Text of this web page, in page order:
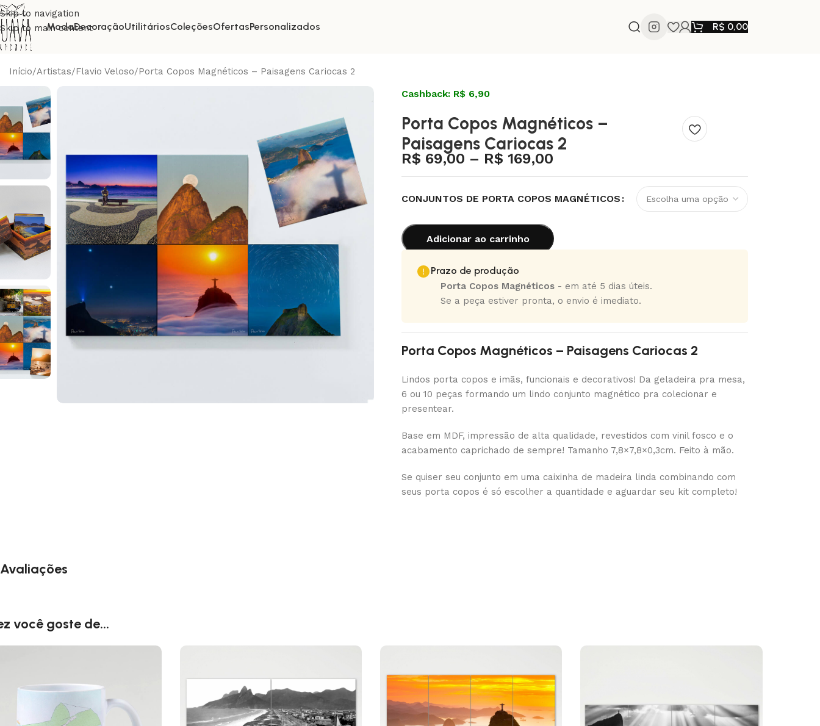
Skip to navigation
Skip to main content
ModaDecoraçãoUtilitáriosColeçõesOfertasPersonalizados R$ 0,00
Início Artistas Flavio Veloso Porta Copos Magnéticos – Paisagens Cariocas 2
Cashback: R$ 6,90
Porta Copos Magnéticos –
Paisagens Cariocas 2
R$ 69,00 – R$ 169,00
CONJUNTOS DE PORTA COPOS MAGNÉTICOS
Adicionar ao carrinho
Prazo de produção
Porta Copos Magnéticos - em até 5 dias úteis.
Se a peça estiver pronta, o envio é imediato.
Porta Copos Magnéticos – Paisagens Cariocas 2
Lindos porta copos e imãs, funcionais e decorativos! Da geladeira pra mesa,
6 ou 10 peças formando um lindo conjunto magnético pra colecionar e
presentear.
Base em MDF, impressão de alta qualidade, revestidos com vinil fosco e o
acabamento caprichado de sempre! Tamanho 7,8×7,8×0,3cm. Feito à mão.
Se quiser seu conjunto em uma caixinha de madeira linda combinando com
seus porta copos é só escolher a quantidade e aguardar seu kit completo!
Avaliações
você goste de...